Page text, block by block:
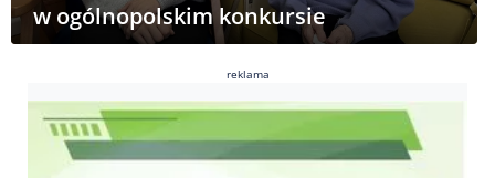
w ogólnopolskim konkursie
reklama